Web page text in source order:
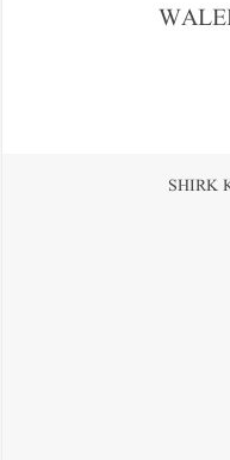
SHIRK